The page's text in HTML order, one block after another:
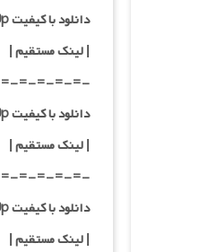
دانلود با کیفیت BluRay 1080p
|لینک مستقیم |
=-=-=-=-
دانلود با کیفیت BluRay 720p
| لینک مستقیم |
=-=-=-=-
دانلود با کیفیت BluRay 480p
| لینک مستقیم |